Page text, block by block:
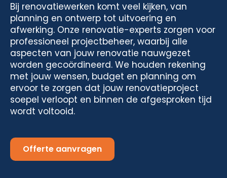
Bij renovatiewerken komt veel kijken, van
planning en ontwerp tot uitvoering en
afwerking. Onze renovatie-experts zorgen voor
professioneel projectbeheer, waarbij alle
aspecten van jouw renovatie nauwgezet
worden gecoördineerd. We houden rekening
met jouw wensen, budget en planning om
ervoor te zorgen dat jouw renovatieproject
soepel verloopt en binnen de afgesproken tijd
wordt voltooid.
Offerte aanvragen